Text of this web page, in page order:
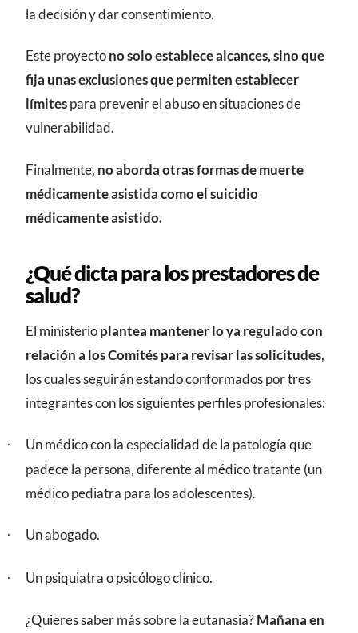
la decisión y dar consentimiento.
Este proyectono solo establece alcances, sino que
fija unas exclusiones que permiten establecer
límitespara prevenir el abuso en situaciones de
vulnerabilidad.
Finalmente, no aborda otras formas de muerte
médicamente asistida como el suicidio
médicamente asistido.
¿Qué dicta para los prestadores de
salud?
El ministerioplantea mantener lo ya regulado con
relación a los Comités para revisar las solicitudes,
los cuales seguirán estando conformados por tres
integrantes con los siguientes perfiles profesionales:
·
Un médico con la especialidad de la patología que
padece la persona, diferente al médico tratante (un
médico pediatra para los adolescentes).
· Un abogado.
· Un psiquiatra o psicólogo clínico.
¿Quieres saber más sobre la eutanasia?Mañana en